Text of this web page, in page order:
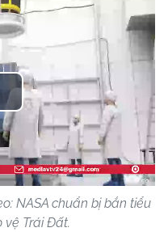
NASA chuẩn bị bắn tiểu
vệ Trái Đất.